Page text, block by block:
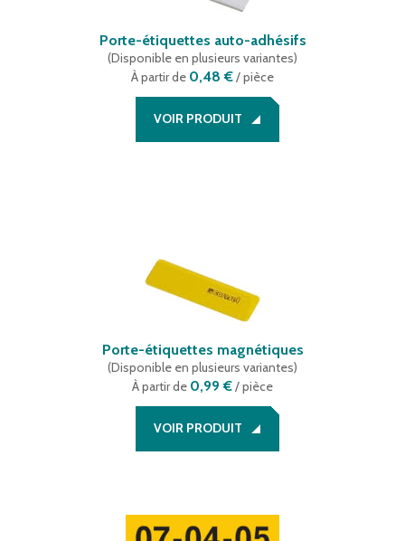
Porte-étiquettes auto-adhésifs
(Disponible en plusieurs variantes)
À partir de 0,48 €/ pièce
VOIR PRODUIT
Porte-étiquettes magnétiques
(Disponible en plusieurs variantes)
À partir de 0,99 €/ pièce
VOIR PRODUIT